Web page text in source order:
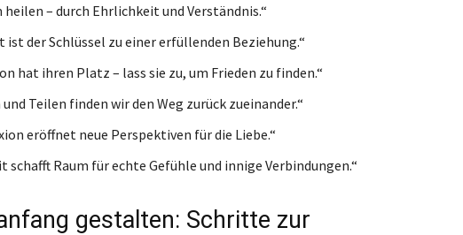
heilen – durch Ehrlichkeit und Verständnis.“
ist der Schlüssel zu einer erfüllenden Beziehung.“
hat ihren Platz – lass sie zu, um Frieden zu finden.“
und Teilen finden wir den Weg zurück zueinander.“
eröffnet neue Perspektiven für die Liebe.“
schafft Raum für echte Gefühle und innige Verbindungen.“
gestalten: Schritte zur